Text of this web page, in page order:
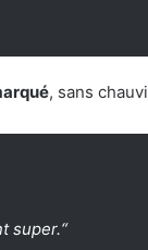
, sans
super.“